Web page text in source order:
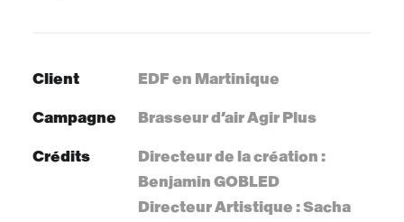
Client EDF en Martinique
Campagne Brasseur d’air Agir Plus
Crédits
Directeur de la création :
Benjamin GOBLED
Directeur Artistique : Sacha